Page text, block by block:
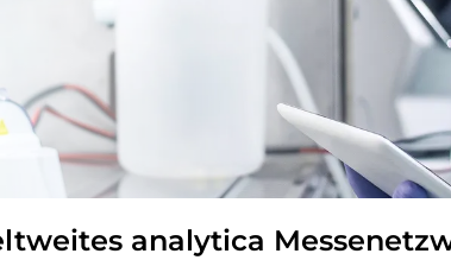
analytica